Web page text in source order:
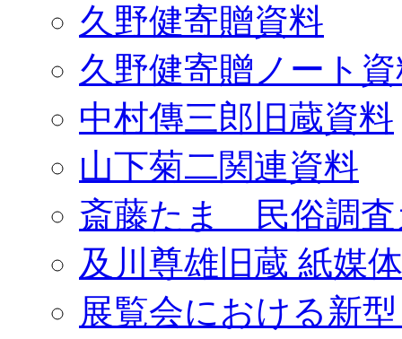
久野健寄贈資料
久野健寄贈ノート
中村傳三郎旧蔵資料
山下菊二関連資料
斎藤たま 民俗調査
及川尊雄旧蔵 紙媒
展覧会における新